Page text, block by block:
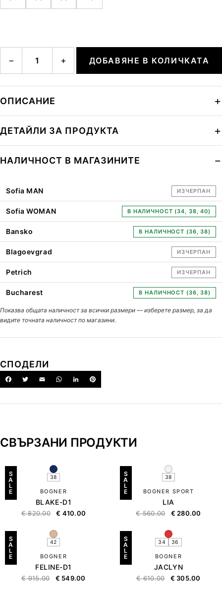
− + ДОБАВЯНЕ В КОЛИЧКАТА
ОПИСАНИЕ
ДЕТАЙЛИ ЗА ПРОДУКТА
НАЛИЧНОСТ В МАГАЗИНИТЕ
Sofia MAN ИЗЧЕРПАН
Sofia WOMAN В НАЛИЧНОСТ (34, 38, 40)
Bansko В НАЛИЧНОСТ (36, 38)
Blagoevgrad ИЗЧЕРПАН
Petrich ИЗЧЕРПАН
Bucharest В НАЛИЧНОСТ (36, 38)
Показва общата наличност за всички размери — изберете размер, за да
видите точната наличност по магазини.
СПОДЕЛИ
СВЪРЗАНИ ПРОДУКТИ
S
A
L
E
38
BOGNER
BLAKE-D1
€820.00 € 410.00
S
A
L
E
38
BOGNER SPORT
LIA
€560.00 € 280.00
S
A
L
E
42
BOGNER
FELINE-D1
€915.00 € 549.00
S
A
L
E
34 36
BOGNER
JACLYN
€610.00 € 305.00